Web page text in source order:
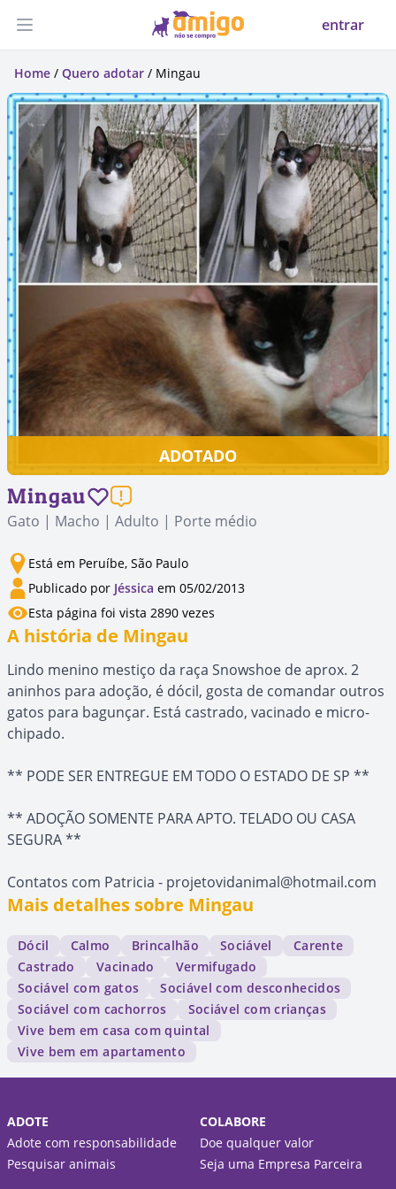
Abrir menu entrar
Home / Quero adotar / Mingau
ADOTADO
Mingau
Gato | Macho | Adulto | Porte médio
Está em Peruíbe, São Paulo
Publicado por Jéssica em 05/02/2013
Esta página foi vista 2890 vezes
A história de Mingau
Lindo menino mestiço da raça Snowshoe de aprox. 2
aninhos para adoção, é dócil, gosta de comandar outros
gatos para bagunçar. Está castrado, vacinado e micro-
chipado.
** PODE SER ENTREGUE EM TODO O ESTADO DE SP **
** ADOÇÃO SOMENTE PARA APTO. TELADO OU CASA
SEGURA **
Contatos com Patricia - projetovidanimal@hotmail.com
Mais detalhes sobre Mingau
Dócil Calmo Brincalhão Sociável
Carente
Castrado
Vacinado
Vermifugado
Sociável com gatos
Sociável com desconhecidos
Sociável com cachorros
Sociável com crianças
Vive bem em casa com quintal
Vive bem em apartamento
ADOTE
Adote com responsabilidade
Pesquisar animais
COLABORE
Doe qualquer valor
Seja uma Empresa Parceira